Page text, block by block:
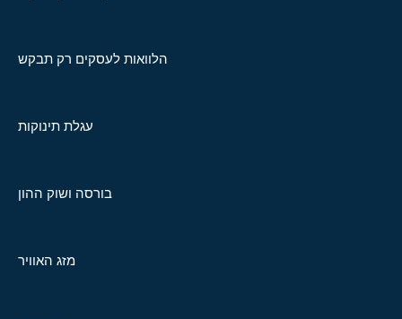
הלוואות לעסקים רק תבקש
עגלת תינוקות
בורסה ושוק ההון
מזג האוויר